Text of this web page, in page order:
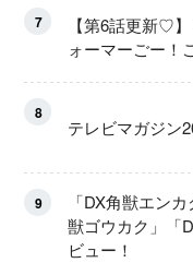
7
【第6話更新♡
ォーマーごー！
8
テレビマガジン
9
「DX角獣エン
獣ゴウカク」「
ビュー！